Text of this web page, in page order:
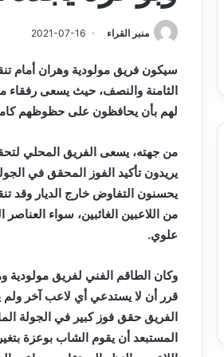
منبر القراء 2021-07-16
سيكون فريق مولودية وهران أمام
الثامنة والنصف، حيث يسعى رفقاء
لهم بأن يحافظون على حظوظهم
من جهته، يسعى الفريق المحلي
يريدون تأكيد الفوز المحقق في
يحسنون التفاوض خارج الديار وقد
علوي.
قرر أن لا يستدعي أي لاعب آخر
الفريق حقق فوز كبير في الجولة
المستبعد أن يقوم الشاب بوعزة
وكأس الكونفدرالية يوم الخميس